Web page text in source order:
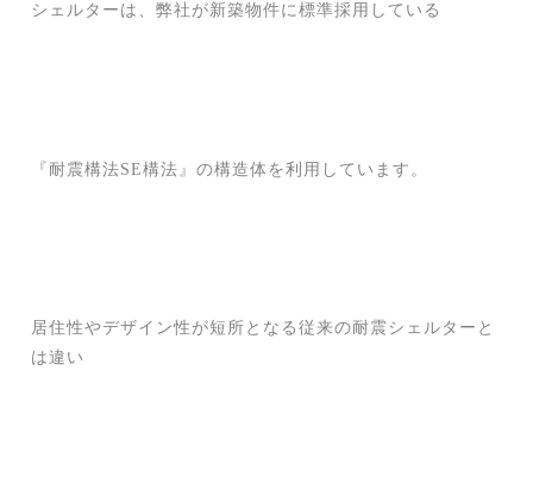
シェルターは、弊社が新築物件に標準採用している
『耐震構法SE構法』の構造体を利用しています。
居住性やデザイン性が短所となる従来の耐震シェルターと
は違い